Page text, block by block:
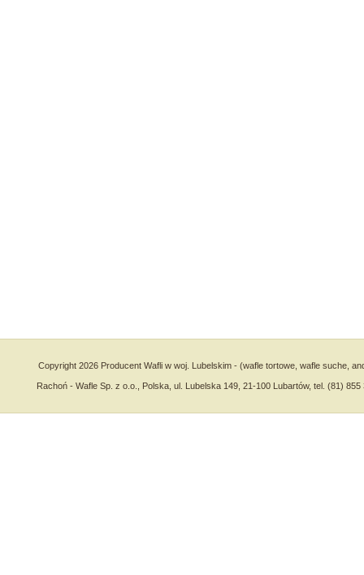
Copyright 2026 Producent Wafli w woj. Lubelskim - (wafle tortowe, wafle suche,
Rachoń - Wafle Sp. z o.o., Polska, ul. Lubelska 149, 21-100 Lubartów, tel. (81) 855